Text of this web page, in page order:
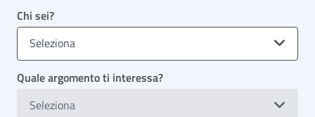
Chi sei?
Seleziona
Quale argomento ti interessa?
Seleziona